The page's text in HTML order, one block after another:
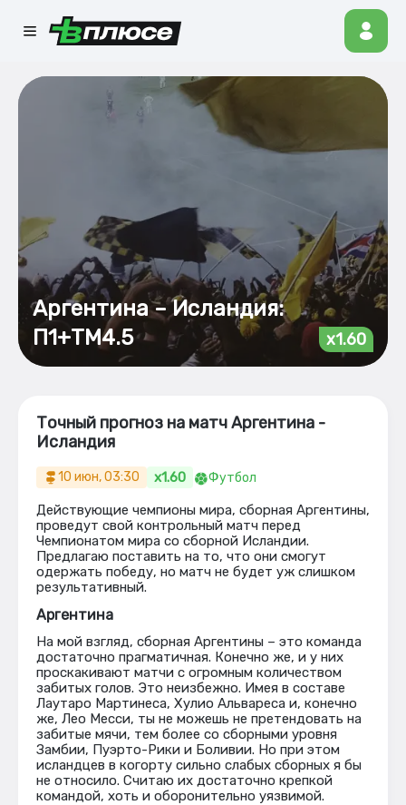
Аргентина – Исландия:
П1+ТМ4.5
x1.60
Точный прогноз на матч Аргентина -
Исландия
10 июн, 03:30 x1.60 Футбол
Действующие чемпионы мира, сборная Аргентины,
проведут свой контрольный матч перед
Чемпионатом мира со сборной Исландии.
Предлагаю поставить на то, что они смогут
одержать победу, но матч не будет уж слишком
результативный.
Аргентина
На мой взгляд, сборная Аргентины – это команда
достаточно прагматичная. Конечно же, и у них
проскакивают матчи с огромным количеством
забитых голов. Это неизбежно. Имея в составе
Лаутаро Мартинеса, Хулио Альвареса и, конечно
же, Лео Месси, ты не можешь не претендовать на
забитые мячи, тем более со сборными уровня
Замбии, Пуэрто-Рики и Боливии. Но при этом
исландцев в когорту сильно слабых сборных я бы
не относило. Считаю их достаточно крепкой
командой, хоть и оборонительно уязвимой.